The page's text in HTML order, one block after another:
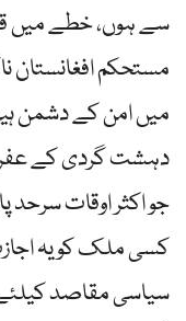
سے ہوں، خطے میں
مستحکم افغانستان
میں امن کے دشمن
دہشت گردی کے
جو اکثر اوقات
کسی ملک کو یہ
سیاسی مقاصد